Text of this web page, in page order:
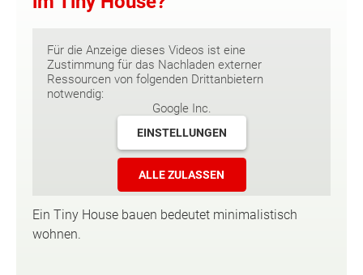
Für die Anzeige dieses Videos ist eine
Zustimmung für das Nachladen externer
Ressourcen von folgenden Drittanbietern
notwendig:
Google Inc.
EINSTELLUNGEN
ALLE ZULASSEN
Ein Tiny House bauen bedeutet minimalistisch
wohnen.